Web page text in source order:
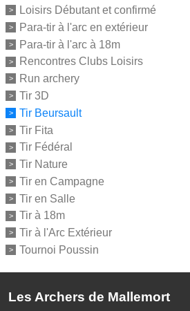
Loisirs Débutant et confirmé
Para-tir à l'arc en extérieur
Para-tir à l'arc à 18m
Rencontres Clubs Loisirs
Run archery
Tir 3D
Tir Beursault
Tir Fita
Tir Fédéral
Tir Nature
Tir en Campagne
Tir en Salle
Tir à 18m
Tir à l'Arc Extérieur
Tournoi Poussin
Les Archers de Mallemort